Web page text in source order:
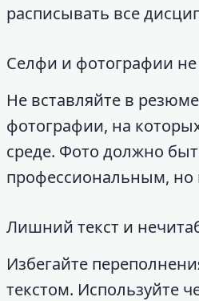
расписывать все
Селфи и фотографии
Не вставляйте в
фотографии, на
среде. Фото должно
профессиональным, но
Лишний текст и
Избегайте
текстом. Используйте